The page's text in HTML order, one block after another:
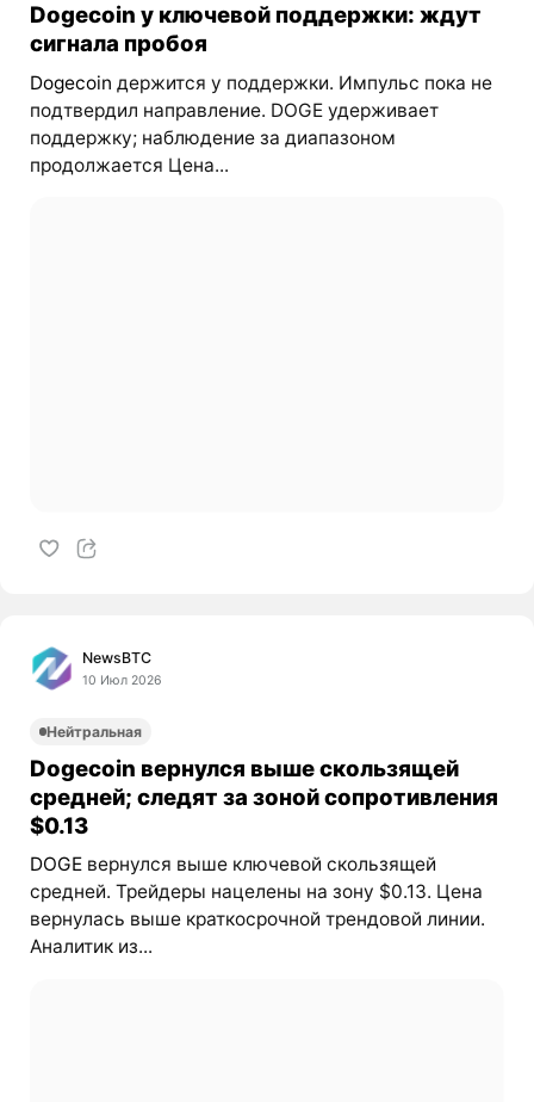
Dogecoin у ключевой поддержки: ждут
сигнала пробоя
Dogecoin держится у поддержки. Импульс пока не
подтвердил направление. DOGE удерживает
поддержку; наблюдение за диапазоном
продолжается Цена...
NewsBTC
10 Июл 2026
Нейтральная
Dogecoin вернулся выше скользящей
средней; следят за зоной сопротивления
$0.13
DOGEвернулся выше ключевой скользящей
средней. Трейдеры нацелены на зону $0.13. Цена
вернулась выше краткосрочной трендовой линии.
Аналитик из...